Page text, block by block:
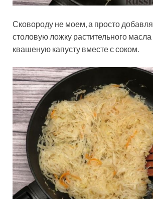
Сковороду не моем, а просто
столовую ложку растительного
квашеную капусту вместе с соком.